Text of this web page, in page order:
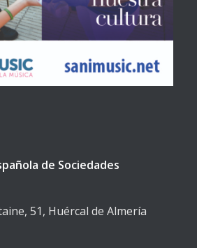
de Sociedades
51, Huércal de Almería